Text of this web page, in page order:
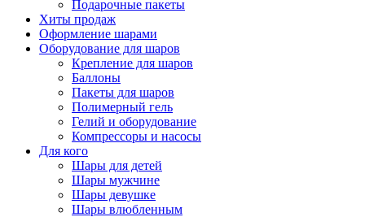
Подарочные пакеты
Хиты продаж
Оформление шарами
Оборудование для шаров
Крепление для шаров
Баллоны
Пакеты для шаров
Полимерный гель
Гелий и оборудование
Компрессоры и насосы
Для кого
Шары для детей
Шары мужчине
Шары девушке
Шары влюбленным